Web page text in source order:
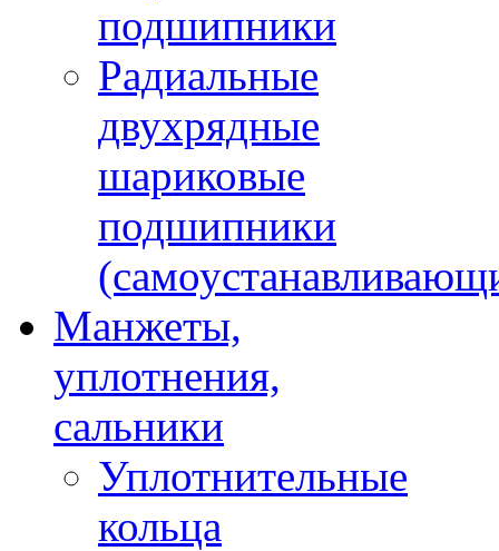
подшипники
Радиальные
двухрядные
шариковые
подшипники
Манжеты,
уплотнения,
сальники
Уплотнительные
кольца